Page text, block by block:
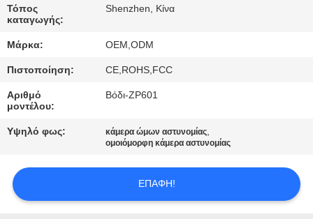
ΕΠΙΣΚΈΨΕΙΣ
ΣΤΟ
ΈΛΕΓΧΟΣ
ΠΟΙΌΤΗΤΑΣ
ΕΠΙΚΟΙΝΩΝΉΣΤΕ
ΜΑΖΊ
Τόπος
καταγωγής:
Shenzhen, Κίνα
Μάρκα: OEM,ODM
Πιστοποίηση: CE,ROHS,FCC
Αριθμό
μοντέλου:
Βόδι-ZP601
Υψηλό φως: κάμερα ώμων αστυνομίας,
ομοιόμορφη κάμερα αστυνομίας
ΕΠΑΦΉ!